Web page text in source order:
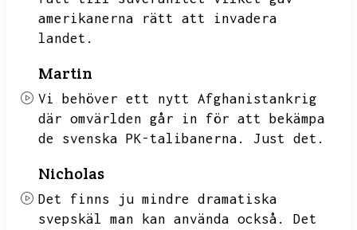
amerikanerna rätt att invadera
landet.
Martin
Vi behöver ett nytt Afghanistankrig
där omvärlden går in för att bekämpa
de svenska PK-talibanerna.
Just det.
Nicholas
Det finns ju mindre dramatiska
svepskäl man kan använda också.
Det